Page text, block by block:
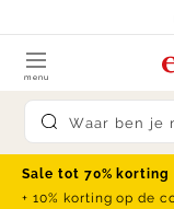
Submit
menu
Sale tot 70% korting
+ 10% korting op de